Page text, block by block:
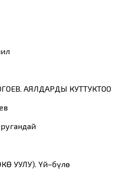
АЯЛДАРДЫ КУТТУКТОО
УУЛУ). Үй–бүлө